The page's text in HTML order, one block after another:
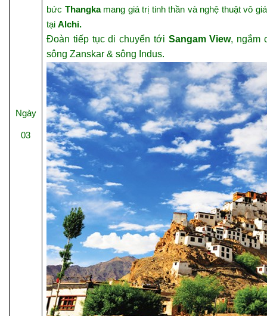
Ngày
03
bức Thangkamang giá trị tinh thần và nghệ thuật vô
tại Alchi.
Đoàn tiếp tục di chuyển tới Sangam View, ngắm
sông Zanskar & sông Indus.